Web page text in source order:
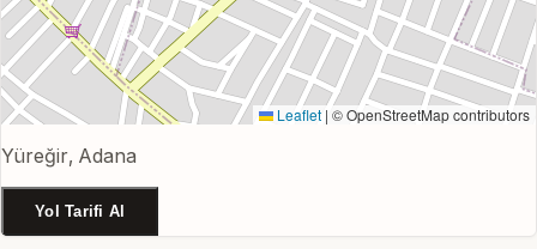
Leaflet | © OpenStreetMap contributors
Yüreğir, Adana
Yol Tarifi Al